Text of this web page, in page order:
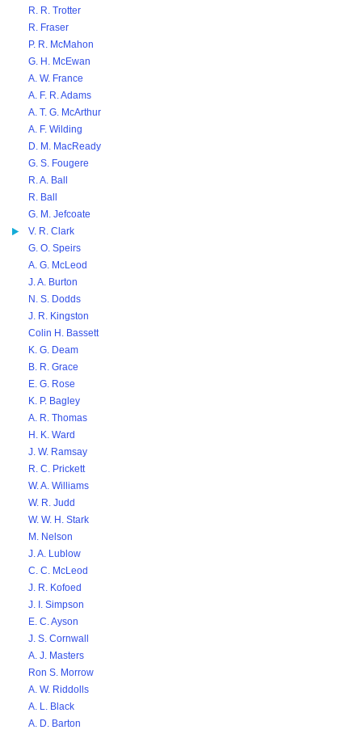
R. R. Trotter
R. Fraser
P. R. McMahon
G. H. McEwan
A. W. France
A. F. R. Adams
A. T. G. McArthur
A. F. Wilding
D. M. MacReady
G. S. Fougere
R. A. Ball
R. Ball
G. M. Jefcoate
V. R. Clark
G. O. Speirs
A. G. McLeod
J. A. Burton
N. S. Dodds
J. R. Kingston
Colin H. Bassett
K. G. Deam
B. R. Grace
E. G. Rose
K. P. Bagley
A. R. Thomas
H. K. Ward
J. W. Ramsay
R. C. Prickett
W. A. Williams
W. R. Judd
W. W. H. Stark
M. Nelson
J. A. Lublow
C. C. McLeod
J. R. Kofoed
J. I. Simpson
E. C. Ayson
J. S. Cornwall
A. J. Masters
Ron S. Morrow
A. W. Riddolls
A. L. Black
A. D. Barton